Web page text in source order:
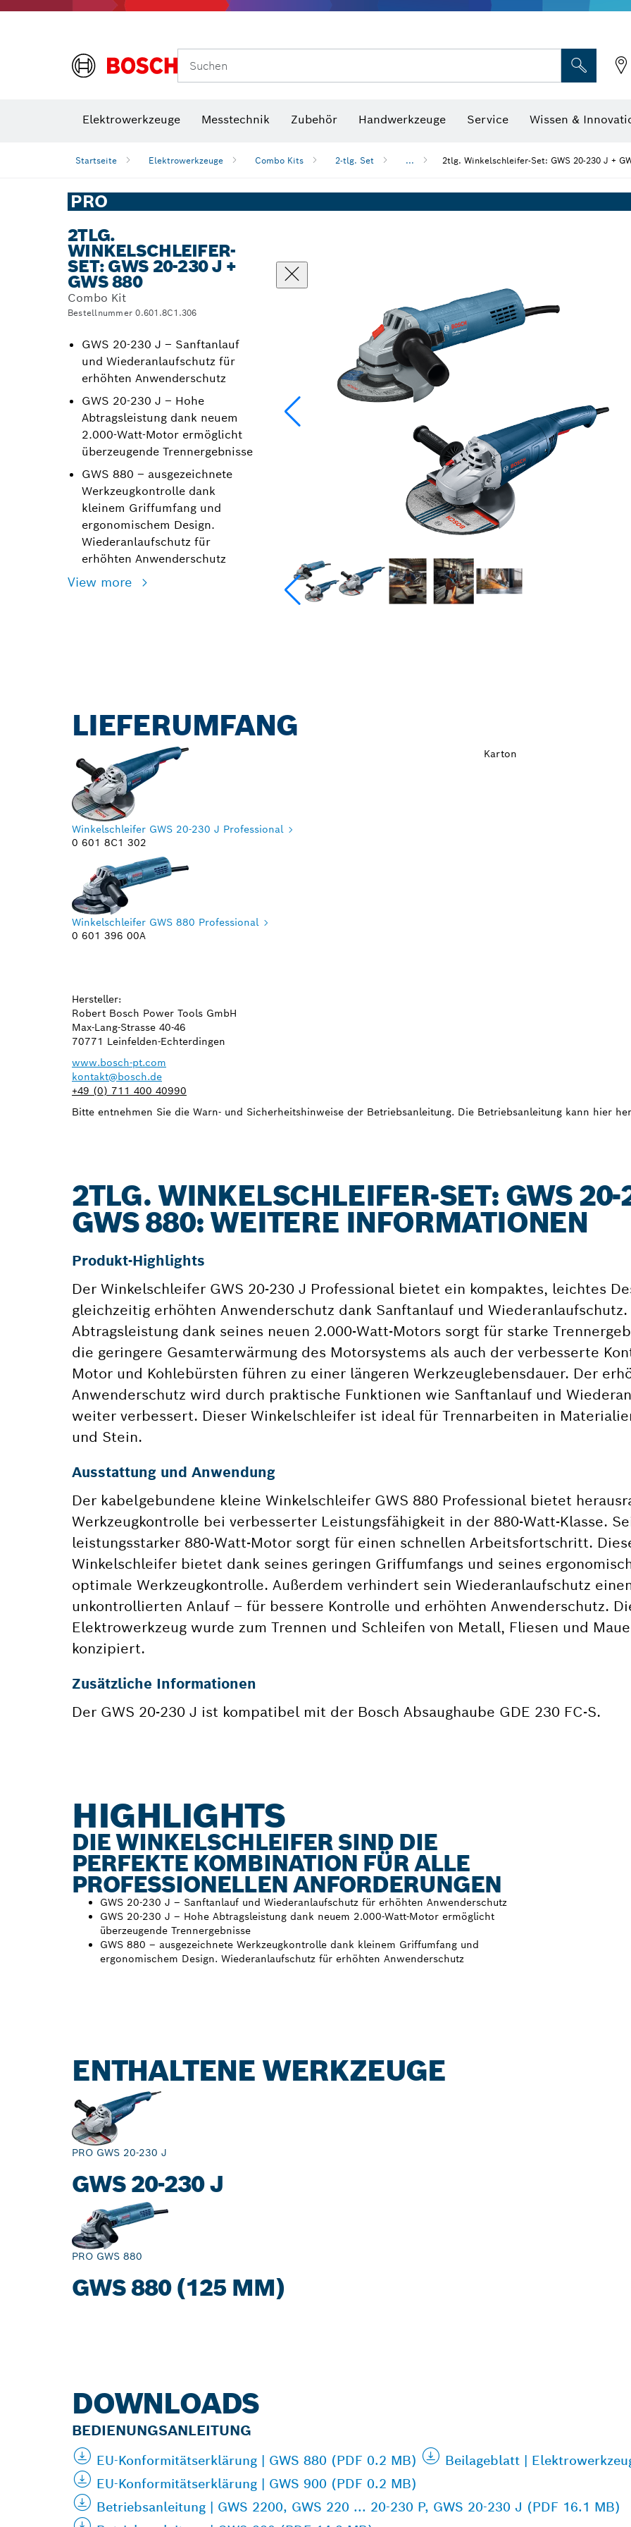
Suchen
Elektrowerkzeuge Messtechnik Zubehör Handwerkzeuge Service Wissen &
Startseite Elektrowerkzeuge Combo Kits 2-tlg. Set ... 2tlg. Winkelschleifer-Set: GWS 20-230 J +
PRO
2TLG.
WINKELSCHLEIFER-
SET: GWS 20-230 J +
GWS 880
Combo Kit
Bestellnummer 0.601.8C1.306
GWS 20-230 J – Sanftanlauf
und Wiederanlaufschutz für
erhöhten Anwenderschutz
GWS 20-230 J – Hohe
Abtragsleistung dank neuem
2.000-Watt-Motor ermöglicht
überzeugende Trennergebnisse
GWS 880 – ausgezeichnete
Werkzeugkontrolle dank
kleinem Griffumfang und
ergonomischem Design.
Wiederanlaufschutz für
erhöhten Anwenderschutz
View more
LIEFERUMFANG
Winkelschleifer GWS 20-230 J Professional
0 601 8C1 302
Winkelschleifer GWS 880 Professional
0 601 396 00A
Karton
Hersteller:
Robert Bosch Power Tools GmbH
Max-Lang-Strasse 40-46
70771 Leinfelden-Echterdingen
www.bosch-pt.com
kontakt@bosch.de
+49 (0) 711 400 40990
Bitte entnehmen Sie die Warn- und Sicherheitshinweise der Betriebsanleitung. Die Betriebsanleitung kann hier
2TLG. WINKELSCHLEIFER-SET: GWS
GWS 880: WEITERE INFORMATIONEN
Produkt-Highlights
Der Winkelschleifer GWS 20-230 J Professional bietet ein kompaktes, leichtes
gleichzeitig erhöhten Anwenderschutz dank Sanftanlauf und Wiederanlaufschutz.
Abtragsleistung dank seines neuen 2.000-Watt-Motors sorgt für starke
die geringere Gesamterwärmung des Motorsystems als auch der verbesserte
Motor und Kohlebürsten führen zu einer längeren Werkzeuglebensdauer. Der
Anwenderschutz wird durch praktische Funktionen wie Sanftanlauf und
weiter verbessert. Dieser Winkelschleifer ist ideal für Trennarbeiten in
und Stein.
Ausstattung und Anwendung
Der kabelgebundene kleine Winkelschleifer GWS 880 Professional bietet
Werkzeugkontrolle bei verbesserter Leistungsfähigkeit in der 880-Watt-Klasse.
leistungsstarker 880-Watt-Motor sorgt für einen schnellen Arbeitsfortschritt.
Winkelschleifer bietet dank seines geringen Griffumfangs und seines
optimale Werkzeugkontrolle. Außerdem verhindert sein Wiederanlaufschutz
unkontrollierten Anlauf – für bessere Kontrolle und erhöhten Anwenderschutz.
Elektrowerkzeug wurde zum Trennen und Schleifen von Metall, Fliesen und
konzipiert.
Zusätzliche Informationen
Der GWS 20-230 J ist kompatibel mit der Bosch Absaughaube GDE 230 FC-S.
HIGHLIGHTS
DIE WINKELSCHLEIFER SIND DIE
PERFEKTE KOMBINATION FÜR ALLE
PROFESSIONELLEN ANFORDERUNGEN
GWS 20-230 J – Sanftanlauf und Wiederanlaufschutz für erhöhten Anwenderschutz
GWS 20-230 J – Hohe Abtragsleistung dank neuem 2.000-Watt-Motor ermöglicht
überzeugende Trennergebnisse
GWS 880 – ausgezeichnete Werkzeugkontrolle dank kleinem Griffumfang und
ergonomischem Design. Wiederanlaufschutz für erhöhten Anwenderschutz
ENTHALTENE WERKZEUGE
PRO GWS 20-230 J
GWS 20-230 J
PRO GWS 880
GWS 880 (125 MM)
DOWNLOADS
BEDIENUNGSANLEITUNG
EU-Konformitätserklärung | GWS 880 (PDF 0.2 MB)
Beilageblatt |
EU-Konformitätserklärung | GWS 900 (PDF 0.2 MB)
Betriebsanleitung | GWS 2200, GWS 220 ... 20-230 P, GWS 20-230 J (PDF 16.1 MB)